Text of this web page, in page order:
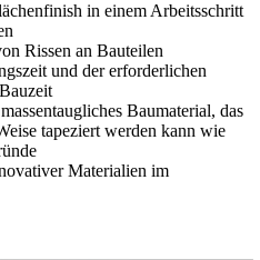
in einem Arbeitsschritt
Rissen an Bauteilen
und der erforderlichen
Baumaterial, das
tapeziert werden kann wie
Materialien im